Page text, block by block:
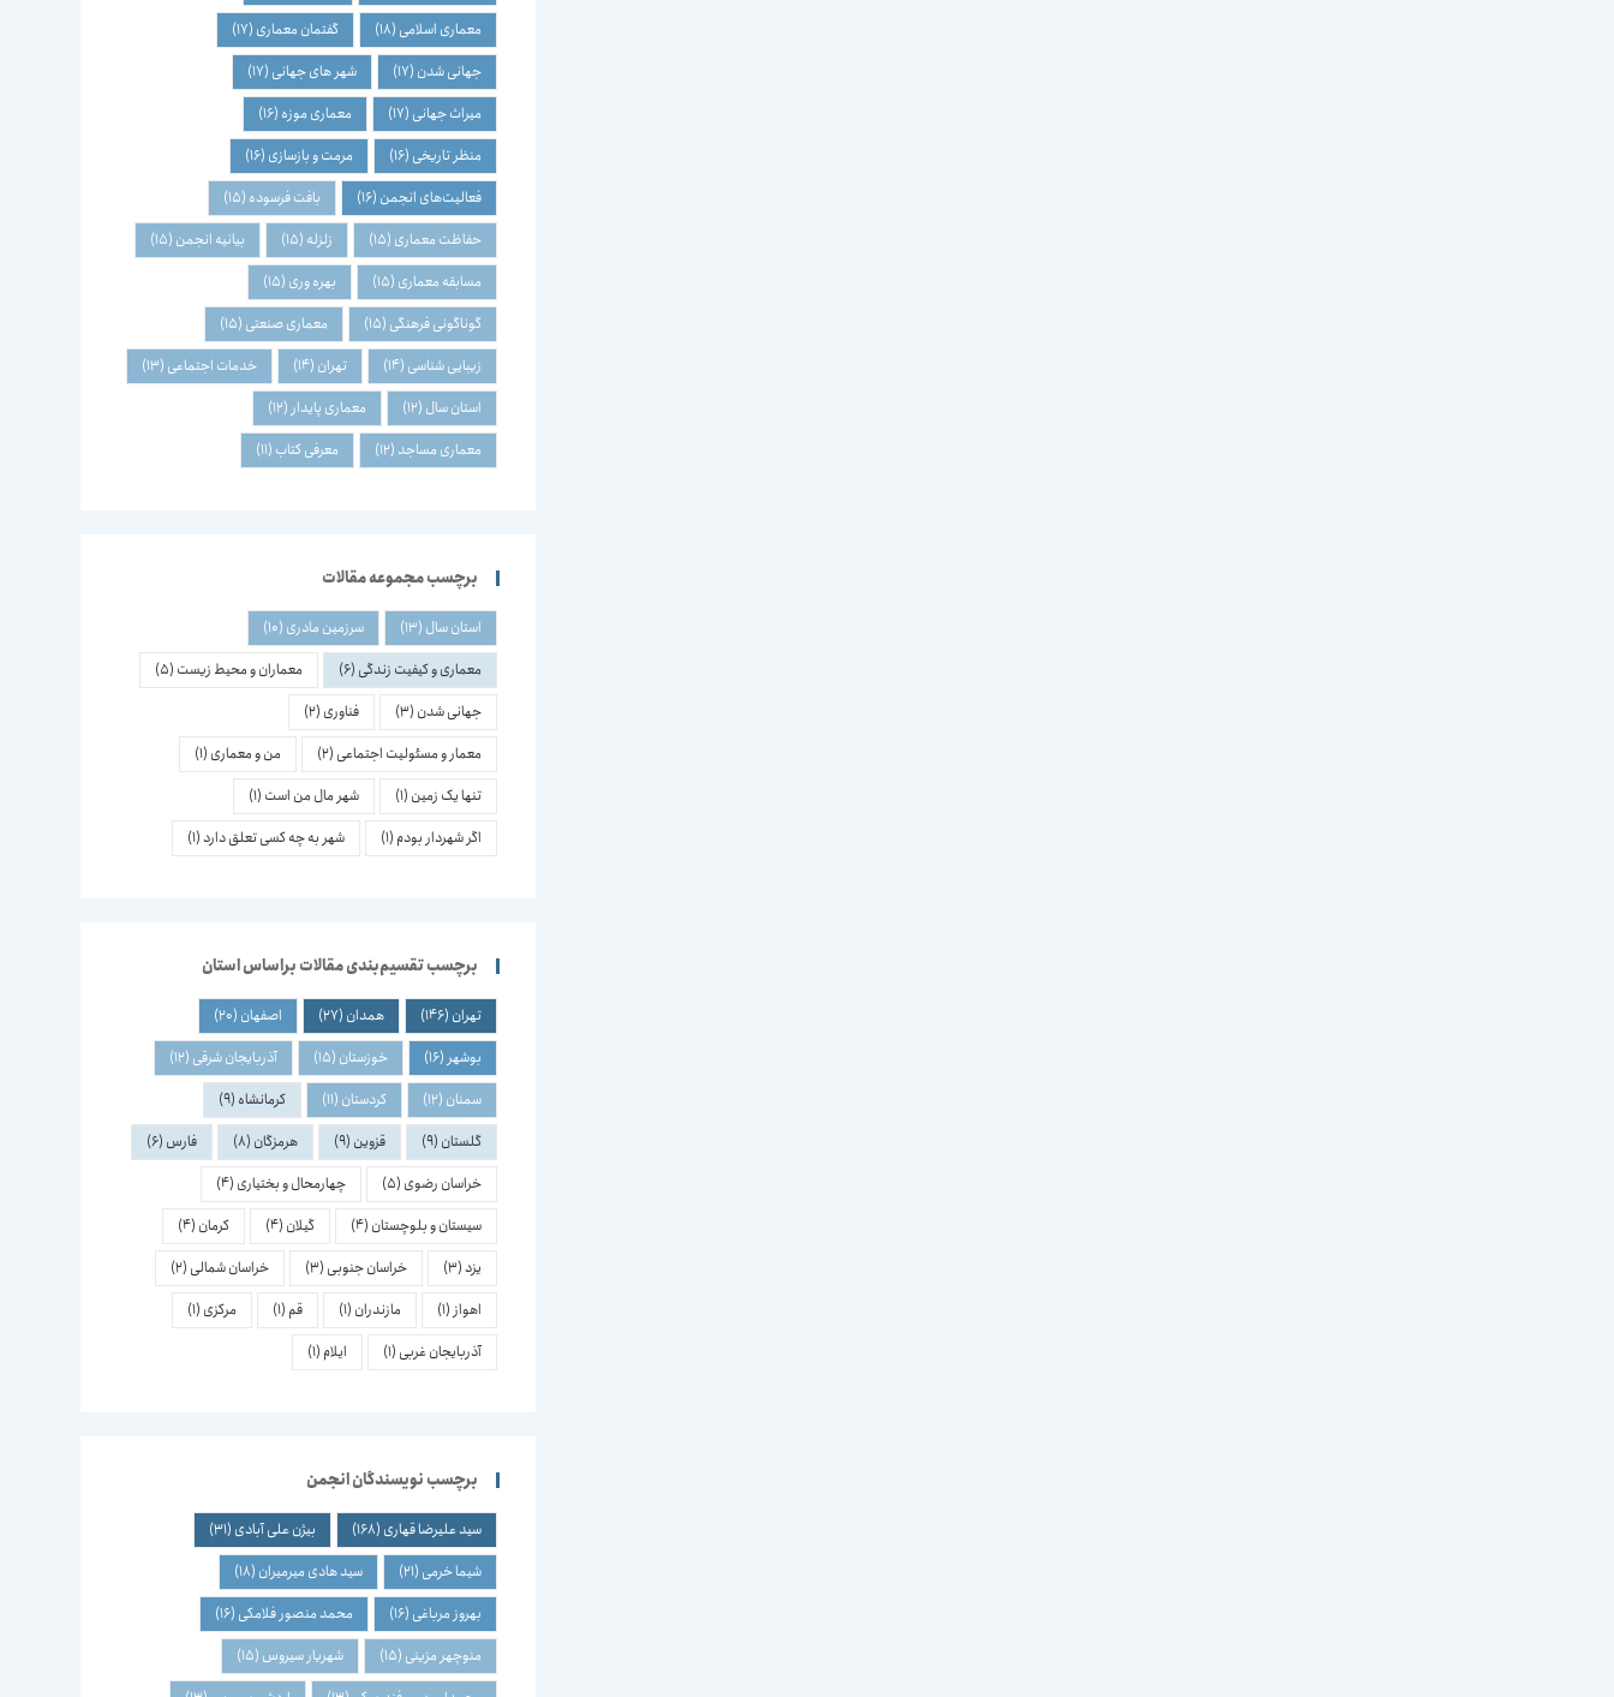
معماری اسلامی (18) گفتمان معماری (17)
جهانی شدن (17) شهر های جهانی (17)
میراث جهانی (17) معماری موزه (16)
منظر تاریخی (16) مرمت و بازسازی (16)
فعالیت‌های انجمن (16) بافت فرسوده (15)
حفاظت معماری (15) زلزله (15) بیانیه انجمن (15)
مسابقه معماری (15) بهره وری (15)
گوناگونی فرهنگی (15) معماری صنعتی (15)
زیبایی شناسی (14) تهران (14) خدمات اجتماعی (13)
استان سال (12) معماری پایدار (12)
معماری مساجد(12) معرفی کتاب (11)
برچسب مجموعه مقالات
استان سال (13) سرزمین مادری (10)
معماری و کیفیت زندگی (6) معماران و محیط زیست (5)
جهانی شدن (3) فناوری (2)
معمار و مسئولیت اجتماعی (2) من و معماری (1)
تنها یک زمین (1) شهر مال من است (1)
اگر شهردار بودم (1) شهر به چه کسی تعلق دارد(1)
برچسب تقسیم‌بندی مقالات براساس استان
تهران (146) همدان (27) اصفهان (20)
بوشهر (16) خوزستان (15) آذربایجان شرقی (12)
سمنان (12) کردستان (11) کرمانشاه (9)
گلستان (9) قزوین (9) هرمزگان (8) فارس (6)
خراسان رضوی (5) چهارمحال و بختیاری (4)
سیستان و بلوچستان (4) گیلان (4) کرمان (4)
یزد(3) خراسان جنوبی (3) خراسان شمالی (2)
اهواز (1) مازندران (1) قم (1) مرکزی (1)
آذربایجان غربی (1) ایلام (1)
برچسب نویسندگان انجمن
سید علیرضا قهاری (168) بیژن علی آبادی (31)
شیما خرمی (21) سید هادی میرمیران (18)
بهروز مرباغی (16) محمد منصور فلامکی (16)
منوچهر مزینی (15) شهریار سیروس (15)